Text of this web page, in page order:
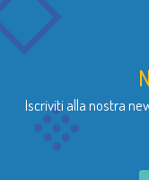
Iscriviti alla nostra